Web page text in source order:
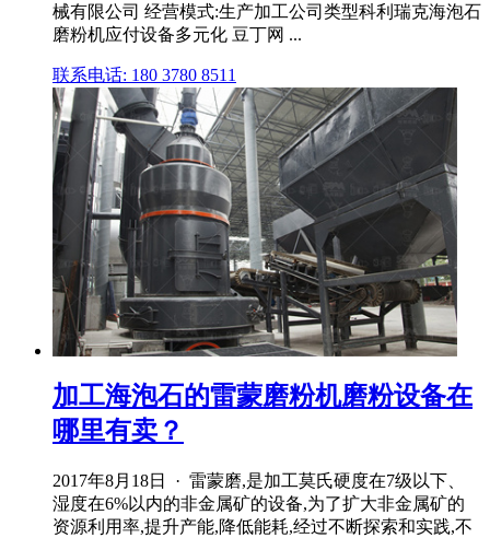
械有限公司 经营模式:生产加工公司类型科利瑞克海泡石
磨粉机应付设备多元化 豆丁网 ...
联系电话: 180 3780 8511
加工海泡石的雷蒙磨粉机磨粉设备在
哪里有卖？
2017年8月18日 · 雷蒙磨,是加工莫氏硬度在7级以下、
湿度在6%以内的非金属矿的设备,为了扩大非金属矿的
资源利用率,提升产能,降低能耗,经过不断探索和实践,不